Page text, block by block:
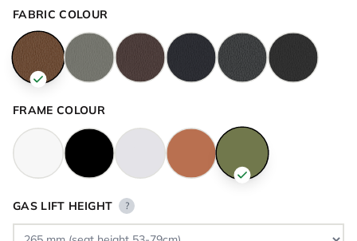
FABRIC COLOUR
FRAME COLOUR
GAS LIFT HEIGHT ?